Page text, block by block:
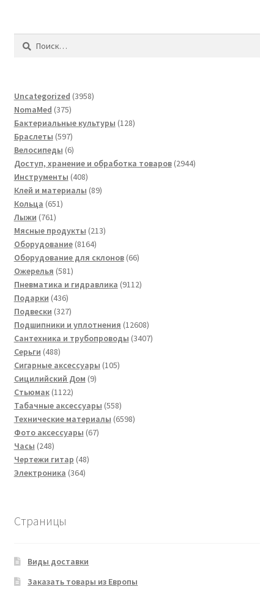
Найти:
Uncategorized 39583958
NomaMed 375375
товаров
Бактериальные культуры 128128
Браслеты 597597
товаров
Велосипеды 66
товаров
Доступ, хранение и обработка товаров 29442944
Инструменты 408408
товаров
Клей и материалы 8989
Кольца 651651
Лыжи 761761
товар
Мясные продукты 213213
Оборудование 81648164
товара
Оборудование для склонов 6666
Ожерелья 581581
товар
Пневматика и гидравлика 91129112
Подарки 436436
товаров
Подвески 327327
товаров
Подшипники и уплотнения 1260812608
товаров
Сантехника и трубопроводы 34073407
Серьги 488488
товаров
Сигарные аксессуары 105105
Сицилийский Дом 99
Стьюмак 11221122
товара
Табачные аксессуары 558558
товаров
Технические материалы 65986598
Фото аксессуары 6767
Часы 248248
товаров
Чертежи гитар 4848
Электроника 364364
Страницы
Виды доставки
Заказать товары из Европы